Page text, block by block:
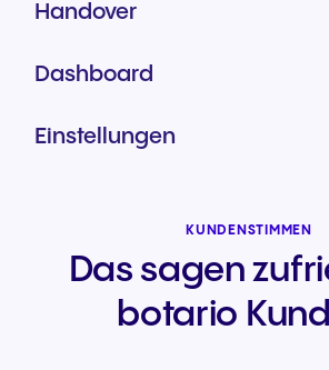
Handover
Dashboard
Einstellungen
KUNDENSTIMMEN
Das sagen
botario